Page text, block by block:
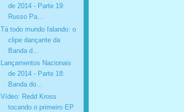
de 2014 - Parte 19:
Russo Pa...
Tá todo mundo falando: o
clipe dançante da
Banda d...
Lançamentos Nacionais
de 2014 - Parte 18:
Banda do...
Vídeo: Redd Kross
tocando o primeiro EP